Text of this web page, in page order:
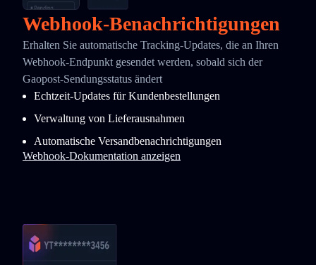
Webhook-Benachrichtigungen
Erhalten Sie automatische Tracking-Updates, die an Ihren
Webhook-Endpunkt gesendet werden, sobald sich der
Gaopost-Sendungsstatus ändert
Echtzeit-Updates für Kundenbestellungen
Verwaltung von Lieferausnahmen
Automatische Versandbenachrichtigungen
Webhook-Dokumentation anzeigen